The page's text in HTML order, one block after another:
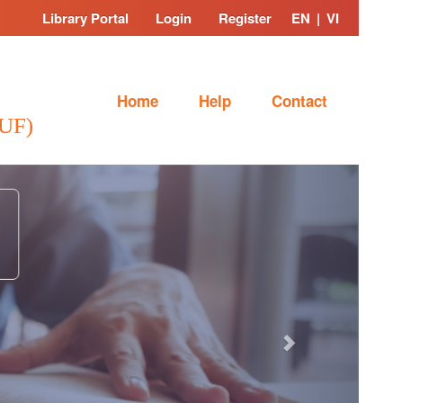
Library Portal Login Register EN | VI
Home Help Contact